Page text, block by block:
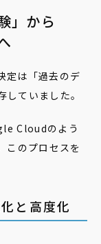
」から
定は「過去のデ
ていました。
Cloudのよう
このプロセスを
と高度化